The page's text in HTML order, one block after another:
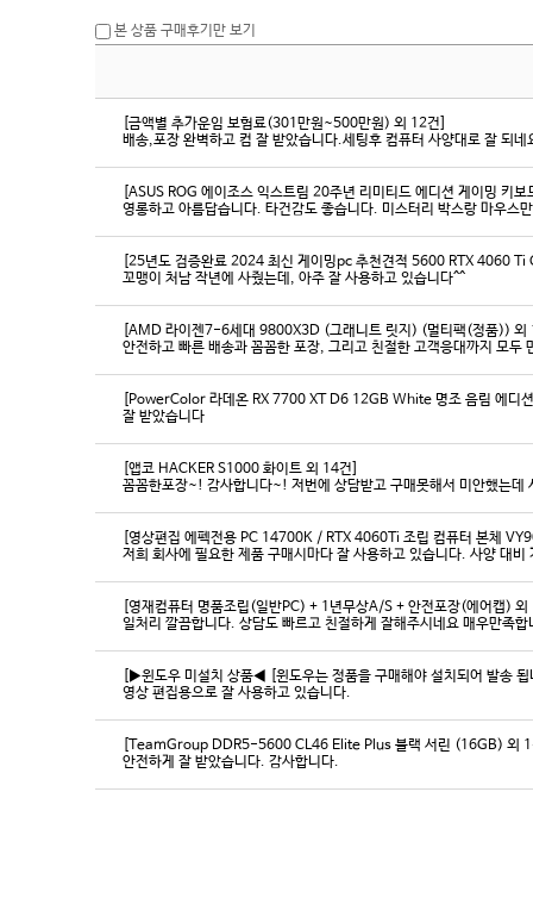
본 상품 구매후기만 보기
[금액별 추가운임 보험료(301만원~500만원) 외 12건]
배송,포장 완벽하고 컴 잘 받았습니다.세팅후 컴퓨터 사양대로 잘 되
[ASUS ROG 에이조스 익스트림 20주년 리미티드 에디션 게이밍 키
영롱하고 아름답습니다. 타건감도 좋습니다. 미스터리 박스랑 마우스
[25년도 검증완료 2024 최신 게이밍pc 추천견적 5600 RTX 4060
꼬맹이 처남 작년에 사줬는데, 아주 잘 사용하고 있습니다^^
[AMD 라이젠7-6세대 9800X3D (그래니트 릿지) (멀티팩(정품)) 외
[PowerColor 라데온 RX 7700 XT D6 12GB White 명조 음림 에디
잘 받았습니다
[앱코 HACKER S1000 화이트 외 14건]
꼼꼼한포장~! 감사합니다~! 저번에 상담받고 구매못해서 미안했는
[영상편집 에펙전용 PC 14700K / RTX 4060Ti 조립 컴퓨터 본체
[영재컴퓨터 명품조립(일반PC) + 1년무상A/S + 안전포장(에어캡)
일처리 깔끔합니다. 상담도 빠르고 친절하게 잘해주시네요 매우만족
[▶윈도우 미설치 상품◀ [윈도우는 정품을 구매해야 설치되어 발송
영상 편집용으로 잘 사용하고 있습니다.
[TeamGroup DDR5-5600 CL46 Elite Plus 블랙 서린 (16GB) 외
안전하게 잘 받았습니다. 감사합니다.